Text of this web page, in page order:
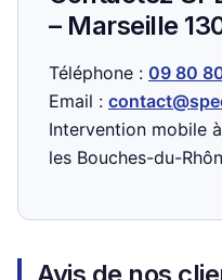
– Marseille
Téléphone : 09 80
Email :
Intervention mobile
les Bouches-du-